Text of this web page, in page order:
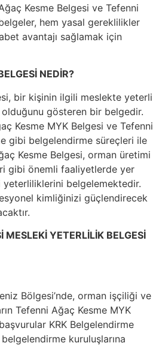
Kesme Belgesi ve Tefenni
hem yasal gereklilikler
avantajı sağlamak için
NEDİR?
bir kişinin ilgili meslekte yeterli
gösteren bir belgedir.
Kesme MYK Belgesi ve Tefenni
gibi belgelendirme süreçleri ile
Kesme Belgesi, orman üretimi
gibi önemli faaliyetlerde yer
belgelemektedir.
kimliğinizi güçlendirecek
MESLEKİ YETERLİLİK BELGESİ
Bölgesi’nde, orman işçiliği ve
Tefenni Ağaç Kesme MYK
KRK Belgelendirme
kuruluşlarına